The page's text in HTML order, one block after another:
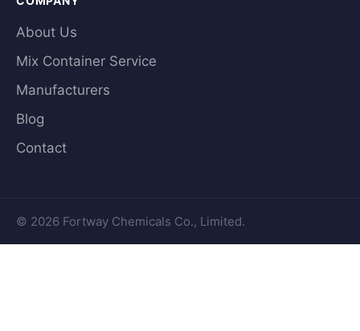
About Us
Mix Container Service
Manufacturers
Blog
Contact
© 2026 Fortway Chemicals Co., Limited.